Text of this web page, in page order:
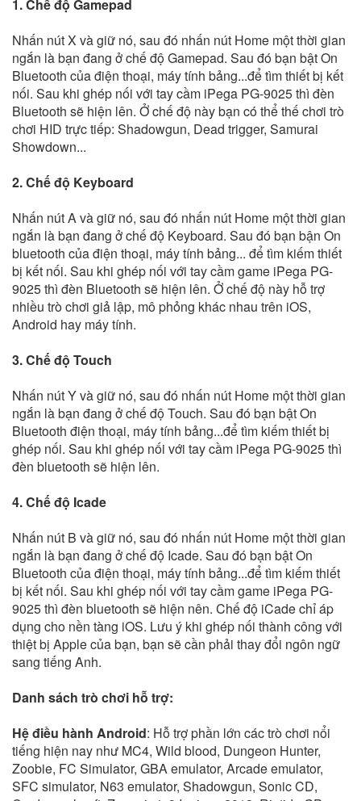
1. Chế độ Gamepad
Nhấn nút X và giữ nó, sau đó nhấn nút Home một thời gian
ngắn là bạn đang ở chế độ Gamepad. Sau đó bạn bật On
Bluetooth của điện thoại, máy tính bảng...để tìm thiết bị kết
nối. Sau khi ghép nối với tay cầm iPega PG-9025 thì đèn
Bluetooth sẽ hiện lên. Ở chế độ này bạn có thể thế chơi trò
chơi HID trực tiếp: Shadowgun, Dead trigger, Samurai
Showdown...
2. Chế độ Keyboard
Nhấn nút A và giữ nó, sau đó nhấn nút Home một thời gian
ngắn là bạn đang ở chế độ Keyboard. Sau đó bạn bận On
bluetooth của điện thoại, máy tính bảng... để tìm kiếm thiết
bị kết nối. Sau khi ghép nối với tay cầm game iPega PG-
9025 thì đèn Bluetooth sẽ hiện lên. Ở chế độ này hỗ trợ
nhiều trò chơi giả lập, mô phỏng khác nhau trên iOS,
Android hay máy tính.
3. Chế độ Touch
Nhấn nút Y và giữ nó, sau đó nhấn nút Home một thời gian
ngắn là bạn đang ở chế độ Touch. Sau đó bạn bật On
Bluetooth điện thoại, máy tính bảng...để tìm kiếm thiết bị
ghép nối. Sau khi ghép nối với tay cầm iPega PG-9025 thì
đèn bluetooth sẽ hiện lên.
4. Chế độ Icade
Nhấn nút B và giữ nó, sau đó nhấn nút Home một thời gian
ngắn là bạn đang ở chế độ Icade. Sau đó bạn bật On
Bluetooth của điện thoại, máy tính bảng...để tìm kiếm thiết
bị kết nối. Sau khi ghép nối với tay cầm game iPega PG-
9025 thì đèn bluetooth sẽ hiện nên. Chế độ iCade chỉ áp
dụng cho nền tàng iOS. Lưu ý khi ghép nối thành công với
thiệt bị Apple của bạn, bạn sẽ cần phải thay đổi ngôn ngữ
sang tiếng Anh.
Danh sách trò chơi hỗ trợ:
Hệ điều hành Android: Hỗ trợ phần lớn các trò chơi nổi
tiếng hiện nay như MC4, Wild blood, Dungeon Hunter,
Zoobie, FC Simulator, GBA emulator, Arcade emulator,
SFC simulator, N63 emulator, Shadowgun, Sonic CD,